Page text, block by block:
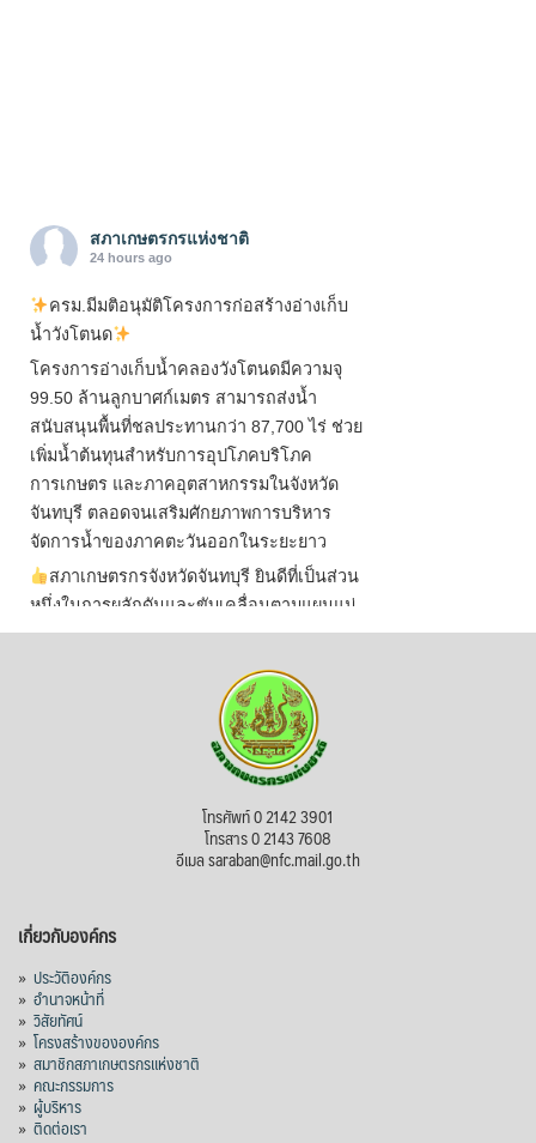
สภาเกษตรกรแห่งชาติ
24 hours ago
ครม.มีมติอนุมัติโครงการก่อสร้างอ่างเก็บ
น้ำวังโตนด
โครงการอ่างเก็บน้ำคลองวังโตนดมีความจุ
99.50 ล้านลูกบาศก์เมตร สามารถส่งน้ำ
สนับสนุนพื้นที่ชลประทานกว่า 87,700 ไร่ ช่วย
เพิ่มน้ำต้นทุนสำหรับการอุปโภคบริโภค
การเกษตร และภาคอุตสาหกรรมในจังหวัด
จันทบุรี ตลอดจนเสริมศักยภาพการบริหาร
จัดการน้ำของภาคตะวันออกในระยะยาว
สภาเกษตรกรจังหวัดจันทบุรี ยินดีที่เป็นส่วน
หนึ่งในการผลักดันและขับเคลื่อนตามแผนแม่
บทเพื่อพั ...See More
ไม่สามารถดูเนื้อหานี้ได้ในขณะนี้
สภาเกษตรกรแห่งชาติ
กรมการค้าต่างประเทศ กระทรวงพาณิชย์ เปิด
ไทยในช่วง 6 เดือนของปี 2569 (ม.ค.-มิ.ย.) มี
1,205 ล้านดอลลาร์สหรัฐ (ประมาณ
38,003.15 ล้านบาท) ลดลง 27.69%
ปรับตัวลดลงตามสภาวะเศรษฐกิจและการค้า
โลก โดยตลาดส่งออกสำคัญ จีน ส่งออกได้
1.52 ล้านตัน ลด 61.71%
โทรศัพท์ 0 2142 3901
โทรสาร 0 2143 7608
อีเมล saraban@nfc.mail.go.th
เกี่ยวกับองค์กร
» ประวัติองค์กร
» อำนาจหน้าที่
» วิสัยทัศน์
» โครงสร้างขององค์กร
» สมาชิกสภาเกษตรกรแห่งชาติ
» คณะกรรมการ
» ผู้บริหาร
» ติดต่อเรา